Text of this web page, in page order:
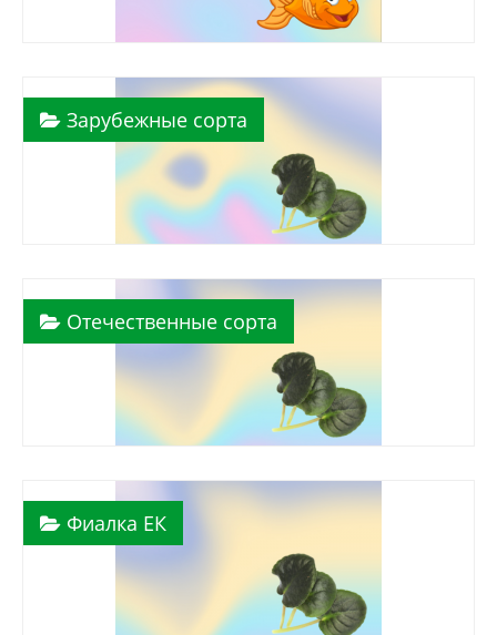
Зарубежные сорта
Отечественные сорта
Фиалка ЕК